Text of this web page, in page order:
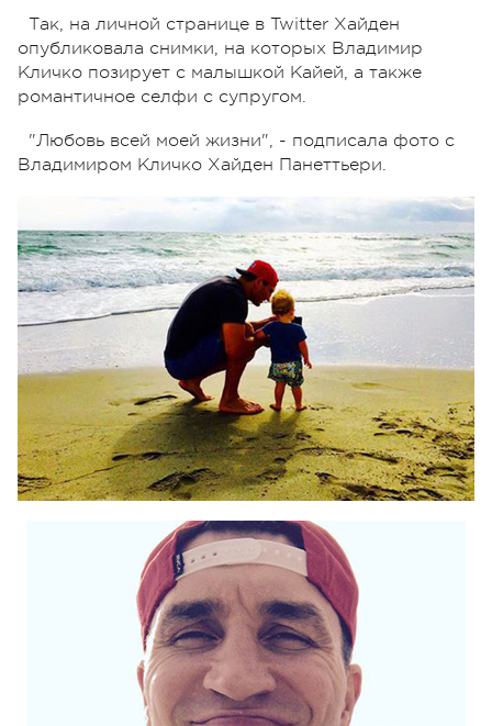
Так, на личной странице в Twitter Хайден
опубликовала снимки, на которых Владимир
Кличко позирует с малышкой Кайей, а также
романтичное селфи с супругом.
"Любовь всей моей жизни", - подписала фото с
Владимиром Кличко Хайден Панеттьери.